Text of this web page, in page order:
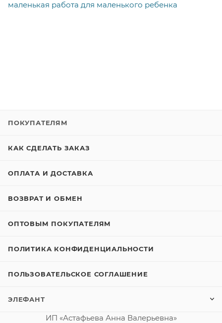
маленькая работа для маленького ребенка
ПОКУПАТЕЛЯМ
КАК СДЕЛАТЬ ЗАКАЗ
ОПЛАТА И ДОСТАВКА
ВОЗВРАТ И ОБМЕН
ОПТОВЫМ ПОКУПАТЕЛЯМ
ПОЛИТИКА КОНФИДЕНЦИАЛЬНОСТИ
ПОЛЬЗОВАТЕЛЬСКОЕ СОГЛАШЕНИЕ
ЭЛЕФАНТ
ИП «Астафьева Анна Валерьевна»